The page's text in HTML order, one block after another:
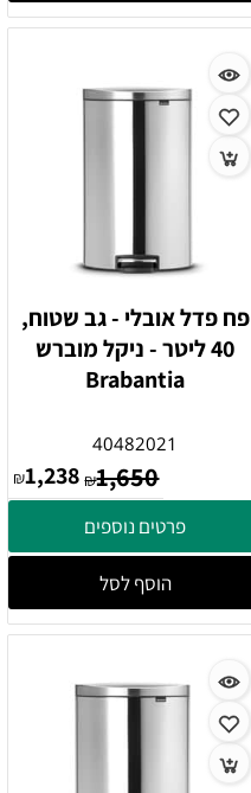
פח פדל אובלי - גב שטוח,
40 ליטר - ניקל מוברש
Brabantia
40482021
₪1,650
₪1,238
פרטים נוספים
הוסף לסל